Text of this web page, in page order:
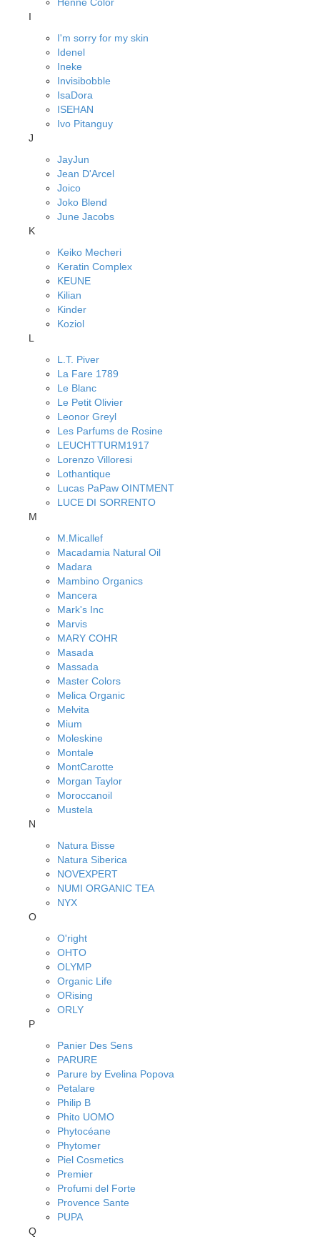
I
I'm sorry for my skin
Idenel
Ineke
Invisibobble
IsaDora
ISEHAN
Ivo Pitanguy
J
JayJun
Jean D'Arcel
Joico
Joko Blend
June Jacobs
K
Keiko Mecheri
Keratin Complex
KEUNE
Kilian
Kinder
Koziol
L
L.T. Piver
La Fare 1789
Le Blanc
Le Petit Olivier
Leonor Greyl
Les Parfums de Rosine
LEUCHTTURM1917
Lorenzo Villoresi
Lothantique
Lucas PaPaw OINTMENT
LUCE DI SORRENTO
M
M.Micallef
Macadamia Natural Oil
Madara
Mambino Organics
Mancera
Mark's Inc
Marvis
MARY COHR
Masada
Massada
Master Colors
Melica Organic
Melvita
Mium
Moleskine
Montale
MontCarotte
Morgan Taylor
Moroccanoil
Mustela
N
Natura Bisse
Natura Siberica
NOVEXPERT
NUMI ORGANIC TEA
NYX
O
O'right
OHTO
OLYMP
Organic Life
ORising
ORLY
P
Panier Des Sens
PARURE
Parure by Evelina Popova
Petalare
Philip B
Phito UOMO
Phytocéane
Phytomer
Piel Cosmetics
Premier
Profumi del Forte
Provence Sante
PUPA
Q